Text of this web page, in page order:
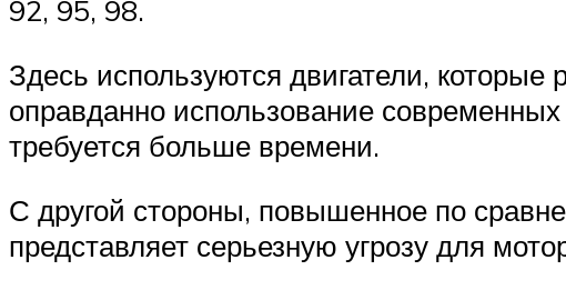
92, 95, 98.
Здесь используются двигатели,
оправданно использование
требуется больше времени.
С другой стороны, повышенное по
представляет серьезную угрозу для